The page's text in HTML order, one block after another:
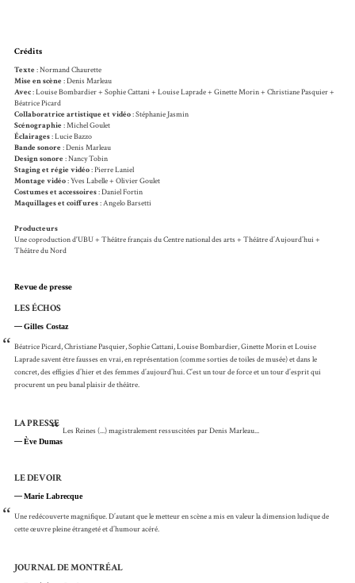
Crédits
Texte : Normand Chaurette
Mise en scène : Denis Marleau
Avec: Louise Bombardier + Sophie Cattani + Louise Laprade + Ginette Morin + Christiane Pasquier +
Béatrice Picard
Collaboratrice artistique et vidéo: Stéphanie Jasmin
Scénographie : Michel Goulet
Éclairages: Lucie Bazzo
Bande sonore : Denis Marleau
Design sonore : Nancy Tobin
Staging et régie vidéo: Pierre Laniel
Montage vidéo: Yves Labelle + Olivier Goulet
Costumes et accessoires: Daniel Fortin
Maquillages et coiffures: Angelo Barsetti
Producteurs
Une coproduction d'UBU + Théâtre français du Centre national des arts + Théâtre d’Aujourd’hui +
Théâtre du Nord
Revue de presse
LES ÉCHOS
Gilles Costaz
“ Béatrice Picard, Christiane Pasquier, Sophie Cattani, Louise Bombardier, Ginette Morin et Louise
Laprade savent être fausses en vrai, en représentation (comme sorties de toiles de musée) et dans le
concret, des effigies d’hier et des femmes d’aujourd’hui. C’est un tour de force et un tour d’esprit qui
procurent un peu banal plaisir de théâtre.
LA PRESSE
Ève Dumas
“ Les Reines (...) magistralement ressuscitées par Denis Marleau...
LE DEVOIR
Marie Labrecque
“ Une redécouverte magnifique. D’autant que le metteur en scène a mis en valeur la dimension ludique de
cette œuvre pleine étrangeté et d’humour acéré.
JOURNAL DE MONTRÉAL